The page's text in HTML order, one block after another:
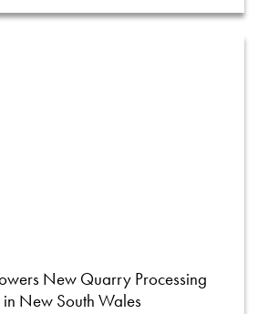
New Quarry Processing
in New South Wales